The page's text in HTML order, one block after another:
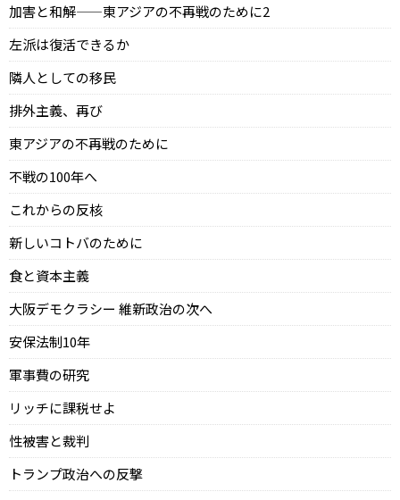
加害と和解——東アジアの不再戦のために2
左派は復活できるか
隣人としての移民
排外主義、再び
東アジアの不再戦のために
不戦の100年へ
これからの反核
新しいコトバのために
食と資本主義
大阪デモクラシー 維新政治の次へ
安保法制10年
軍事費の研究
リッチに課税せよ
性被害と裁判
トランプ政治への反撃